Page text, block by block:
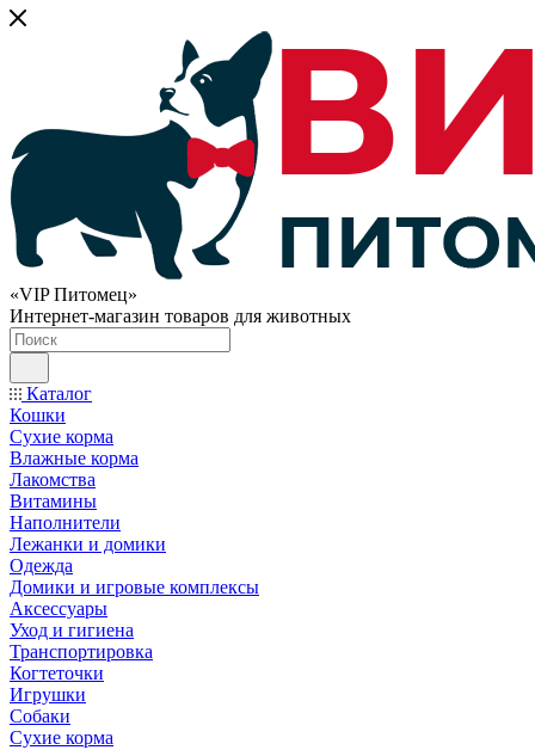
«VIP Питомец»
Интернет-магазин товаров для животных
Каталог
Кошки
Сухие корма
Влажные корма
Лакомства
Витамины
Наполнители
Лежанки и домики
Одежда
Домики и игровые комплексы
Аксессуары
Уход и гигиена
Транспортировка
Когтеточки
Игрушки
Собаки
Сухие корма